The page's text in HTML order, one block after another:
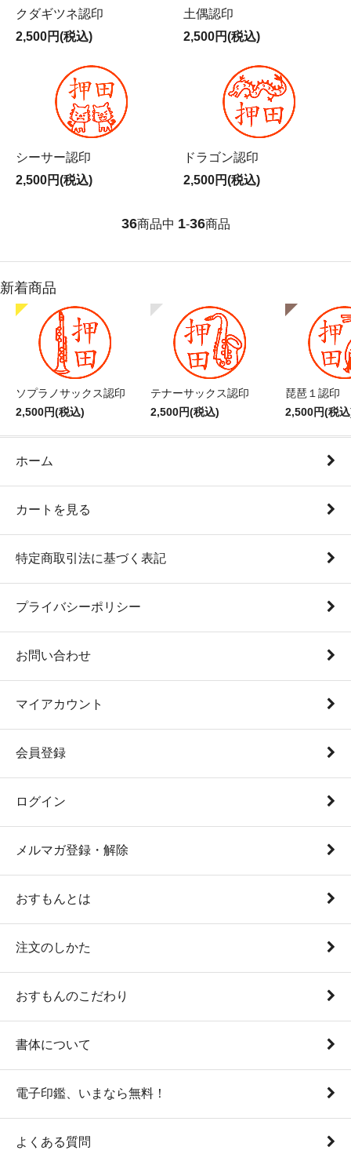
クダギツネ認印
2,500円(税込)
土偶認印
2,500円(税込)
シーサー認印
2,500円(税込)
ドラゴン認印
2,500円(税込)
36商品中 1-36商品
新着商品
ソプラノサックス認印
2,500円(税込)
テナーサックス認印
2,500円(税込)
琵琶１認印
2,500円(税
ホーム
カートを見る
特定商取引法に基づく表記
プライバシーポリシー
お問い合わせ
マイアカウント
会員登録
ログイン
メルマガ登録・解除
おすもんとは
注文のしかた
おすもんのこだわり
書体について
電子印鑑、いまなら無料！
よくある質問